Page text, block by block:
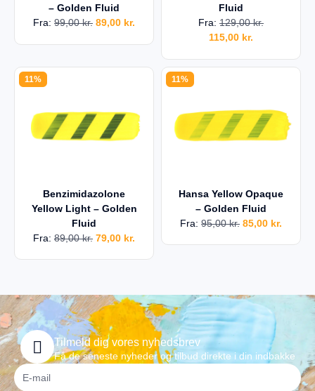
– Golden Fluid
Fra: 99,00kr. 89,00 kr.
Fluid
Fra: 129,00kr.
115,00 kr.
11%
Benzimidazolone
Yellow Light – Golden
Fluid
Fra: 89,00kr. 79,00 kr.
11%
Hansa Yellow Opaque
– Golden Fluid
Fra: 95,00kr. 85,00 kr.
Tilmeld dig vores nyhedsbrev
Få de seneste nyheder og tilbud direkte i din indbakke